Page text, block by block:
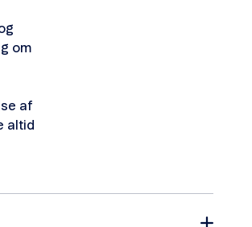
om
af
altid